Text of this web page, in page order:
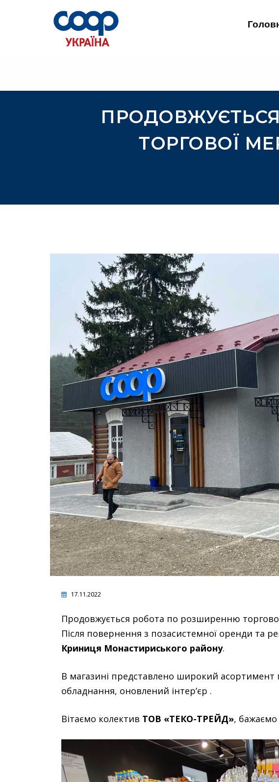
ТОРГОВОЇ
17.11.2022
Продовжується робота по розширенню
Після повернення з позасистемної оренди та
Криниця Монастириського району.
В магазині представлено широкий асортимент
обладнання, оновлений інтер’єр .
Вітаємо колектив ТОВ «ТЕКО-ТРЕЙД», бажаємо